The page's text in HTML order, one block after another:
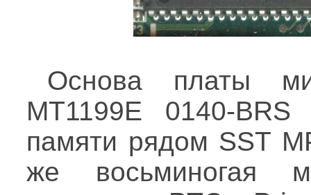
Основа платы
MT1199E 0140-
памяти рядом SST
же восьминогая